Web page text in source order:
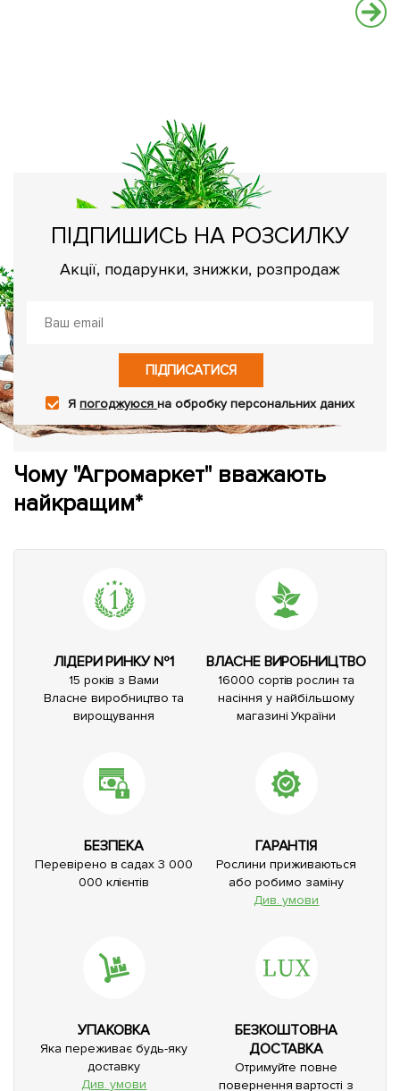
ПІДПИШИСЬ НА РОЗСИЛКУ
Акції, подарунки, знижки, розпродаж
ПІДПИСАТИСЯ
Япогоджуюсяна обробку персональних даних
Чому "Агромаркет" вважають
найкращим*
ЛІДЕРИ РИНКУ №1
15 років з Вами
Власне виробництво та
вирощування
ВЛАСНЕ ВИРОБНИЦТВО
16000 сортів рослин та
насіння у найбільшому
магазині України
БЕЗПЕКА
Перевірено в садах 3 000
000 клієнтів
ГАРАНТІЯ
Рослини приживаються
або робимо заміну
Див. умови
УПАКОВКА
Яка переживає будь-яку
доставку
Див. умови
БЕЗКОШТОВНА
ДОСТАВКА
Отримуйте повне
повернення вартості з